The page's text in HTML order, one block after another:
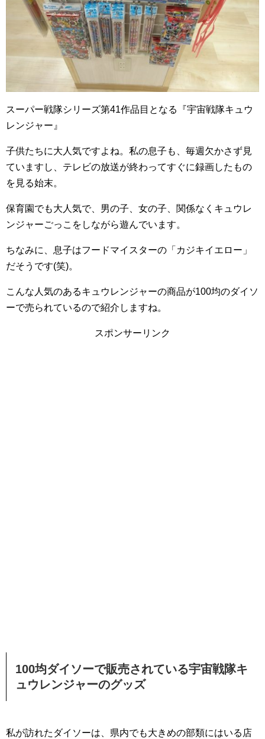
スーパー戦隊シリーズ第41作品目となる『宇宙戦隊キュウ
レンジャー』
子供たちに大人気ですよね。私の息子も、毎週欠かさず見
ていますし、テレビの放送が終わってすぐに録画したもの
を見る始末。
保育園でも大人気で、男の子、女の子、関係なくキュウレ
ンジャーごっこをしながら遊んでいます。
ちなみに、息子はフードマイスターの「カジキイエロー」
だそうです(笑)。
こんな人気のあるキュウレンジャーの商品が100均のダイソ
ーで売られているので紹介しますね。
スポンサーリンク
100均ダイソーで販売されている宇宙戦隊キ
ュウレンジャーのグッズ
私が訪れたダイソーは、県内でも大きめの部類にはいる店